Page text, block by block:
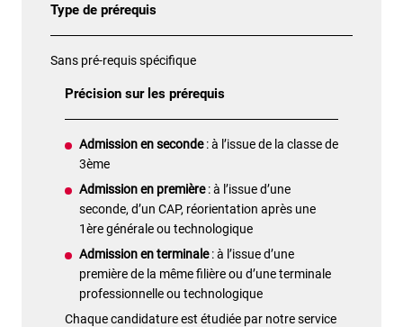
Type de prérequis
Sans pré-requis spécifique
Précision sur les prérequis
Admission en seconde: à l’issue de la classe de
3ème
Admission en première: à l’issue d’une
seconde, d’un CAP, réorientation après une
1ère générale ou technologique
Admission en terminale: à l’issue d’une
première de la même filière ou d’une terminale
professionnelle ou technologique
Chaque candidature est étudiée par notre service